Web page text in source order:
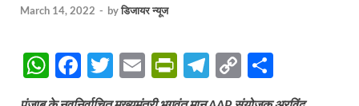
March 14, 2022 - byडिजायर न्यूज
W
h
F
ac
T
E
m
P
ri
T
C
o